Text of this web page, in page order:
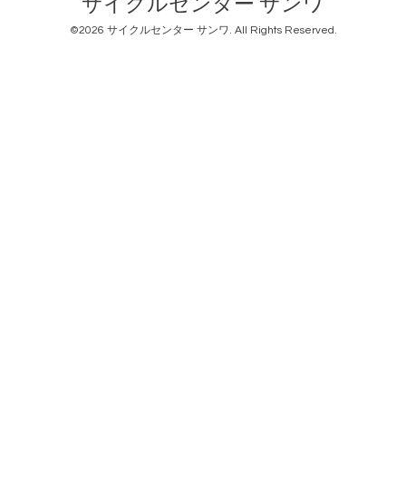
サイクルセンター サンワ
©2026 サイクルセンター サンワ. All Rights Reserved.